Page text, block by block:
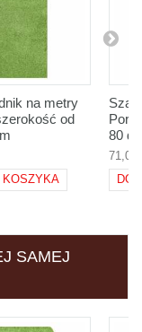
na metry
od
KOSZYKA
80
71,00
SAMEJ